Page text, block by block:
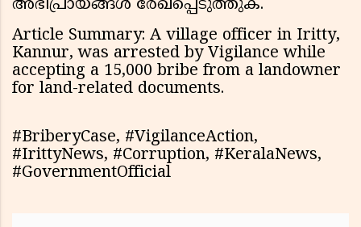
അഭിപ്രായങ്ങൾ രേഖപ്പെടുത്തുക.
Article Summary: A village officer in Iritty,
Kannur, was arrested by Vigilance while
accepting a ₹15,000 bribe from a landowner
for land-related documents.
#BriberyCase, #VigilanceAction,
#IrittyNews, #Corruption, #KeralaNews,
#GovernmentOfficial